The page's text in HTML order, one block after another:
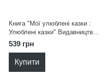
Книга "Мої улюблені казки :
Улюблені казки" Видавництво
РАНОК 490043
539 грн
Купити